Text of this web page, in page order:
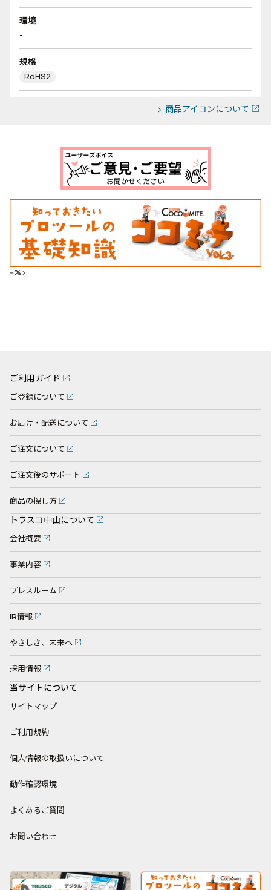
環境
-
規格
RoHS2
商品アイコンについて
--%>
ご利用ガイド
ご登録について
お届け・配送について
ご注文について
ご注文後のサポート
商品の探し方
トラスコ中山について
会社概要
事業内容
プレスルーム
IR情報
やさしさ、未来へ
採用情報
当サイトについて
サイトマップ
ご利用規約
個人情報の取扱いについて
動作確認環境
よくあるご質問
お問い合わせ